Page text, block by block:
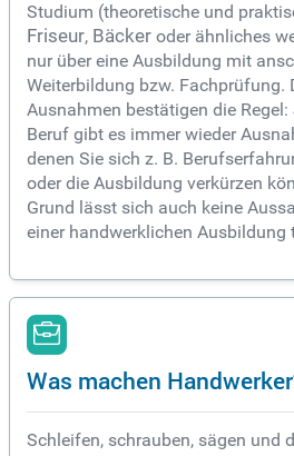
Studium (theoretische und
Friseur, Bäcker oder ähnliches
nur über eine Ausbildung mit
Weiterbildung bzw. Fachprüfung.
Ausnahmen bestätigen die
Beruf gibt es immer wieder
denen Sie sich z. B.
oder die Ausbildung verkürzen
Grund lässt sich auch keine
einer handwerklichen Ausbildung
Was machen
Schleifen, schrauben, sägen und